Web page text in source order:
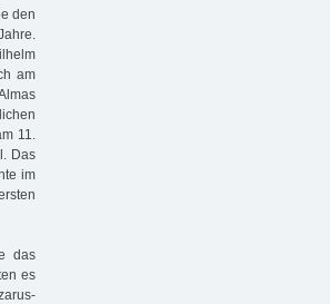
den
am
11.
Das
im
das
es